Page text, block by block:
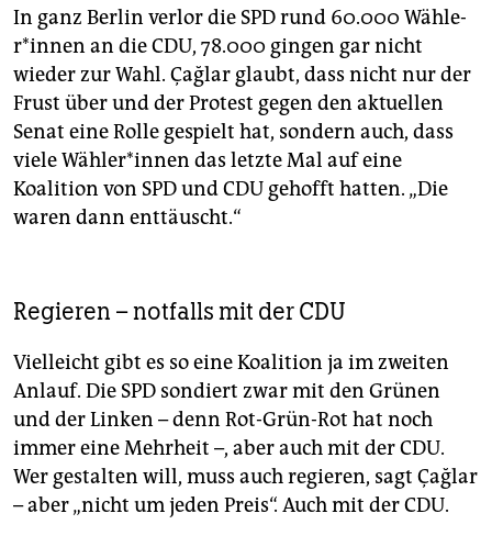
In ganz Berlin verlor die SPD rund 60.000 Wäh­le­
r*in­nen an die CDU, 78.000 gingen gar nicht
wieder zur Wahl. Çağlar glaubt, dass nicht nur der
Frust über und der Protest gegen den aktuellen
Senat eine Rolle gespielt hat, sondern auch, dass
viele Wäh­le­r*in­nen das letzte Mal auf eine
Koalition von SPD und CDU gehofft hatten. „Die
waren dann enttäuscht.“
Regieren – notfalls mit der CDU
Vielleicht gibt es so eine Koalition ja im zweiten
Anlauf. Die SPD sondiert zwar mit den Grünen
und der Linken – denn Rot-Grün-Rot hat noch
immer eine Mehrheit –, aber auch mit der CDU.
Wer gestalten will, muss auch regieren, sagt Çağlar
– aber „nicht um jeden Preis“. Auch mit der CDU.